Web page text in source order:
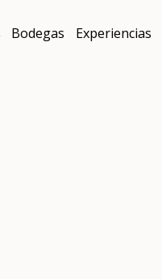
Bodegas Experiencias